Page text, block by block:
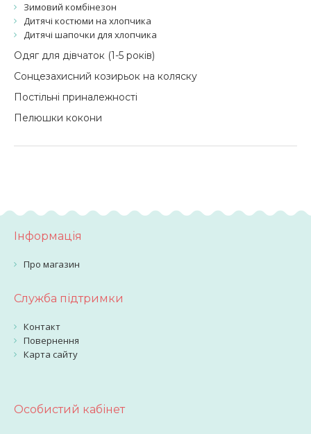
Зимовий комбінезон
Дитячі костюми на хлопчика
Дитячі шапочки для хлопчика
Одяг для дівчаток (1-5 років)
Сонцезахисний козирьок на коляску
Постільні приналежності
Пелюшки кокони
Інформація
Про магазин
Служба підтримки
Контакт
Повернення
Карта сайту
Особистий кабінет